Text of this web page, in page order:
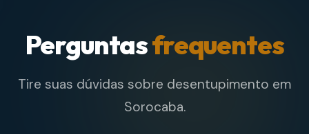
Perguntasfrequentes
Tire suas dúvidas sobre desentupimento em
Sorocaba.